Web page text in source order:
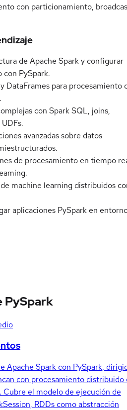
con particionamiento,
de Apache Spark y configurar
con PySpark.
DataFrames para procesamiento
con Spark SQL, joins,
avanzadas sobre datos
de procesamiento en tiempo
machine learning distribuidos
aplicaciones PySpark en
PySpark
Apache Spark con PySpark,
con procesamiento distribuido
Cubre el modelo de ejecución de
RDDs como abstracción